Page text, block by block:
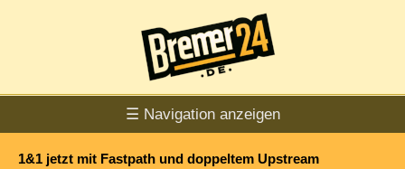
☰ Navigation anzeigen
1&1 jetzt mit Fastpath und doppeltem Upstream